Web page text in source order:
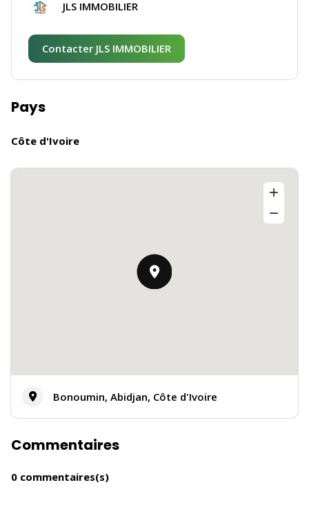
JLS IMMOBILIER
Contacter JLS IMMOBILIER
Pays
Côte d'Ivoire
Bonoumin, Abidjan, Côte d'Ivoire
Commentaires
0 commentaires(s)